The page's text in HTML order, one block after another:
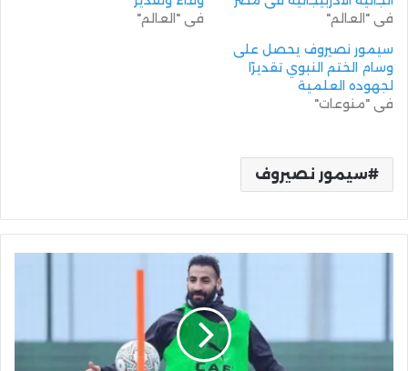
في "العالم"
في "العالم"
سيمور نصيروف يحصل على
وسام الختم النبوي تقديرًا
لجهوده العلمية
في "منوعات"
سيمور نصيروف
أكثر